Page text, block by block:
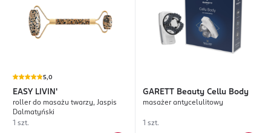
5,0
EASY LIVIN'
roller do masażu twarzy, Jaspis
Dalmatyński
1 szt.
GARETT Beauty Cellu Body
masażer antycelulitowy
1 szt.